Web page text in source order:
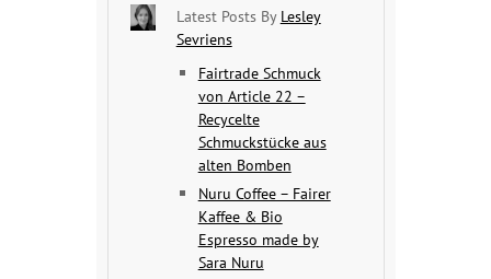
Latest Posts By Lesley
Sevriens
Fairtrade Schmuck
von Article 22 –
Recycelte
Schmuckstücke aus
alten Bomben
Nuru Coffee – Fairer
Kaffee & Bio
Espresso made by
Sara Nuru